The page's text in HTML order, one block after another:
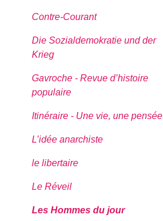
Contre-Courant
Die Sozialdemokratie und der
Krieg
Gavroche - Revue d’histoire
populaire
Itinéraire - Une vie, une pensée
L’idée anarchiste
le libertaire
Le Réveil
Les Hommes du jour